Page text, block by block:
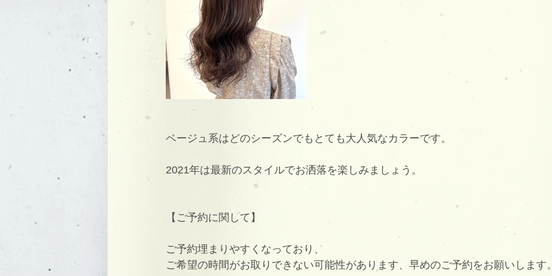
ベージュ系はどのシーズンでもとても大人気なカラーです。
2021年は最新のスタイルでお洒落を楽しみましょう。
【ご予約に関して】
ご予約埋まりやすくなっており、
ご希望の時間がお取りできない可能性があります、早めのご予約をお願いします。